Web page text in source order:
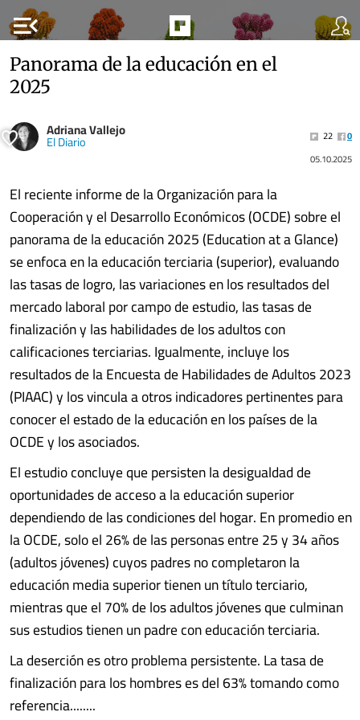
menu_open
Panorama de la educación en el
2025
Adriana Vallejo
El Diario 22
0
05.10.2025
El reciente informe de la Organización para la
Cooperación y el Desarrollo Económicos (OCDE) sobre el
panorama de la educación 2025 (Education at a Glance)
se enfoca en la educación terciaria (superior), evaluando
las tasas de logro, las variaciones en los resultados del
mercado laboral por campo de estudio, las tasas de
finalización y las habilidades de los adultos con
calificaciones terciarias. Igualmente, incluye los
resultados de la Encuesta de Habilidades de Adultos 2023
(PIAAC) y los vincula a otros indicadores pertinentes para
conocer el estado de la educación en los países de la
OCDE y los asociados.
El estudio concluye que persisten la desigualdad de
oportunidades de acceso a la educación superior
dependiendo de las condiciones del hogar. En promedio en
la OCDE, solo el 26% de las personas entre 25 y 34 años
(adultos jóvenes) cuyos padres no completaron la
educación media superior tienen un título terciario,
mientras que el 70% de los adultos jóvenes que culminan
sus estudios tienen un padre con educación terciaria.
La deserción es otro problema persistente. La tasa de
finalización para los hombres es del 63% tomando como
referencia........